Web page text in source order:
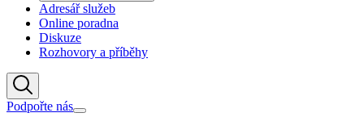
Adresář služeb
Online poradna
Diskuze
Rozhovory a příběhy
Podpořte nás